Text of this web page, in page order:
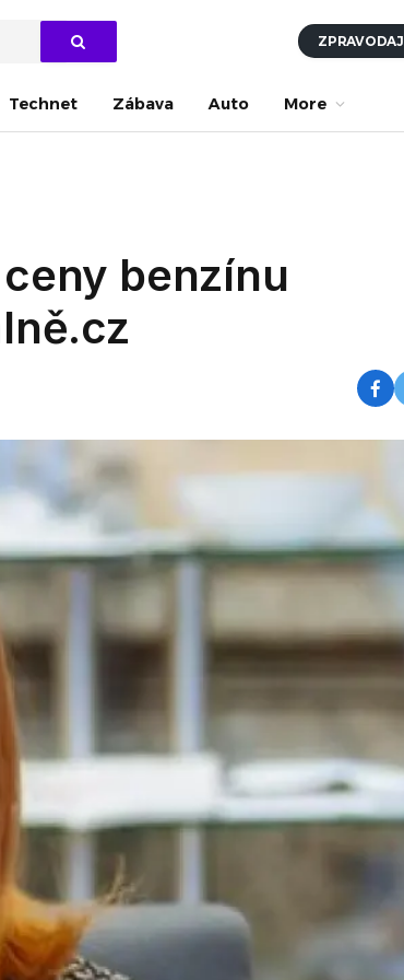
ZPRAVODAJ
Technet Zábava Auto More
benzínu